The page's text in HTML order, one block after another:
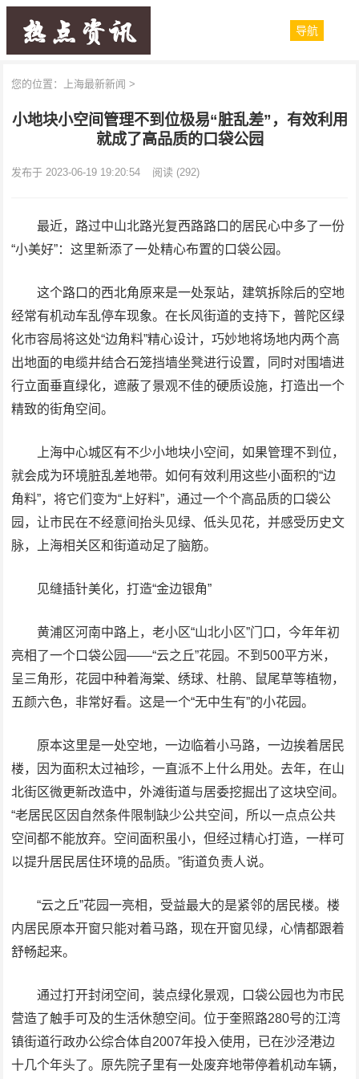
导航
您的位置： 上海最新新闻 >
小地块小空间管理不到位极易“脏乱差”，有效利用
就成了高品质的口袋公园
发布于 2023-06-19 19:20:54 阅读 (292)
最近，路过中山北路光复西路路口的居民心中多了一份
“小美好”：这里新添了一处精心布置的口袋公园。
这个路口的西北角原来是一处泵站，建筑拆除后的空地
经常有机动车乱停车现象。在长风街道的支持下，普陀区绿
化市容局将这处“边角料”精心设计，巧妙地将场地内两个高
出地面的电缆井结合石笼挡墙坐凳进行设置，同时对围墙进
行立面垂直绿化，遮蔽了景观不佳的硬质设施，打造出一个
精致的街角空间。
上海中心城区有不少小地块小空间，如果管理不到位，
就会成为环境脏乱差地带。如何有效利用这些小面积的“边
角料”，将它们变为“上好料”，通过一个个高品质的口袋公
园，让市民在不经意间抬头见绿、低头见花，并感受历史文
脉，上海相关区和街道动足了脑筋。
见缝插针美化，打造“金边银角”
黄浦区河南中路上，老小区“山北小区”门口，今年年初
亮相了一个口袋公园——“云之丘”花园。不到500平方米，
呈三角形，花园中种着海棠、绣球、杜鹃、鼠尾草等植物，
五颜六色，非常好看。这是一个“无中生有”的小花园。
原本这里是一处空地，一边临着小马路，一边挨着居民
楼，因为面积太过袖珍，一直派不上什么用处。去年，在山
北街区微更新改造中，外滩街道与居委挖掘出了这块空间。
“老居民区因自然条件限制缺少公共空间，所以一点点公共
空间都不能放弃。空间面积虽小，但经过精心打造，一样可
以提升居民居住环境的品质。”街道负责人说。
“云之丘”花园一亮相，受益最大的是紧邻的居民楼。楼
内居民原本开窗只能对着马路，现在开窗见绿，心情都跟着
舒畅起来。
通过打开封闭空间，装点绿化景观，口袋公园也为市民
营造了触手可及的生活休憩空间。位于奎照路280号的江湾
镇街道行政办公综合体自2007年投入使用，已在沙泾港边
十几个年头了。原先院子里有一处废弃地带停着机动车辆，